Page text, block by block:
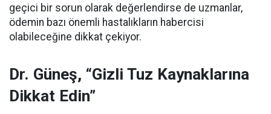
geçici bir sorun olarak değerlendirse de uzmanlar,
ödemin bazı önemli hastalıkların habercisi
olabileceğine dikkat çekiyor.
Dr. Güneş, “Gizli Tuz Kaynaklarına
Dikkat Edin”